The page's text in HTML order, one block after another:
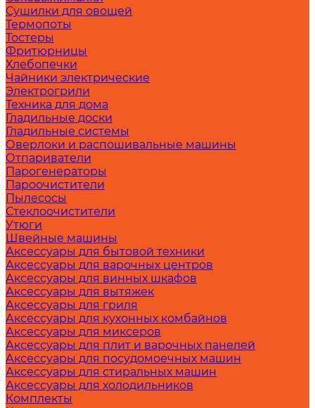
Сушилки для овощей
Термопоты
Тостеры
Фритюрницы
Хлебопечки
Чайники электрические
Электрогрили
Техника для дома
Гладильные доски
Гладильные системы
Оверлоки и распошивальные машины
Отпариватели
Парогенераторы
Пароочистители
Пылесосы
Стеклоочистители
Утюги
Швейные машины
Аксессуары для бытовой техники
Аксессуары для варочных центров
Аксессуары для винных шкафов
Аксессуары для вытяжек
Аксессуары для гриля
Аксессуары для кухонных комбайнов
Аксессуары для миксеров
Аксессуары для плит и варочных панелей
Аксессуары для посудомоечных машин
Аксессуары для стиральных машин
Аксессуары для холодильников
Комплекты